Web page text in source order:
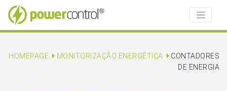
HOMEPAGE MONITORIZAÇÃO ENERGÉTICA
CONTADORES
DE ENERGIA